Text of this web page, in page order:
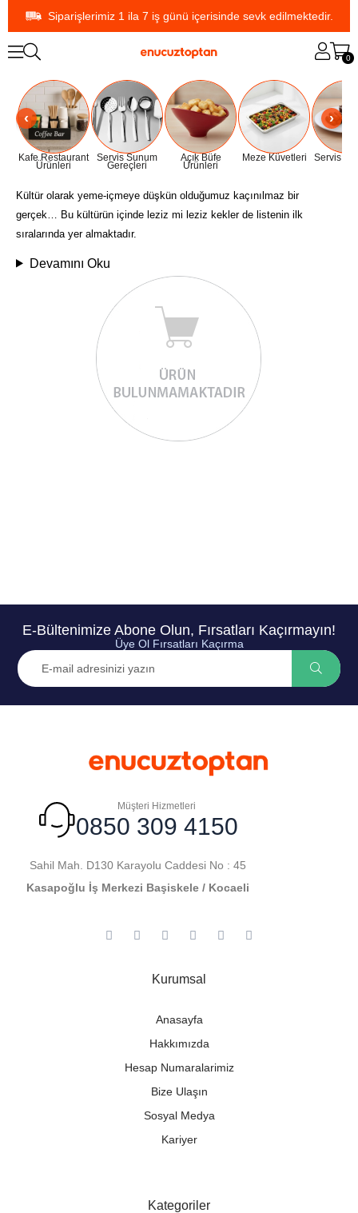
Siparişlerimiz 1 ila 7 iş günü içerisinde sevk edilmektedir.
0
Kafe Restaurant
Ürünleri
Servis Sunum
Gereçleri
Açık Büfe
Ürünleri
Meze Küvetleri Servis
Kültür olarak yeme-içmeye düşkün olduğumuz kaçınılmaz bir
gerçek… Bu kültürün içinde leziz mi leziz kekler de listenin ilk
sıralarında yer almaktadır.
Devamını Oku
E-Bültenimize Abone Olun, Fırsatları Kaçırmayın!
Üye Ol Fırsatları Kaçırma
Müşteri Hizmetleri
0850 309 4150
Sahil Mah. D130 Karayolu Caddesi No : 45
Kasapoğlu İş Merkezi Başiskele / Kocaeli
Kurumsal
Anasayfa
Hakkımızda
Hesap Numaralarimiz
Bize Ulaşın
Sosyal Medya
Kariyer
Kategoriler